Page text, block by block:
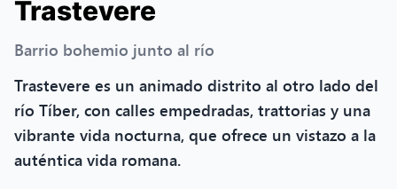
Trastevere
Barrio bohemio junto al río
Trastevere es un animado distrito al otro lado del
río Tíber, con calles empedradas, trattorias y una
vibrante vida nocturna, que ofrece un vistazo a la
auténtica vida romana.